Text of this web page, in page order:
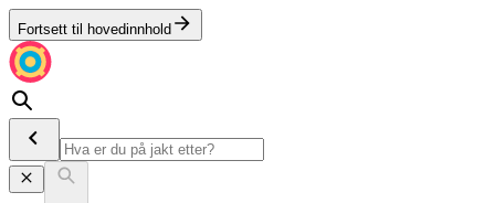
Fortsett til hovedinnhold